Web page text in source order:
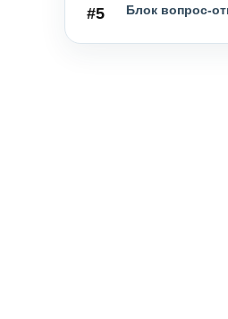
#5 Блок вопрос-